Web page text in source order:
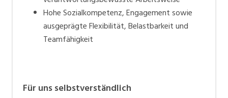
Hohe Sozialkompetenz, Engagement sowie
ausgeprägte Flexibilität, Belastbarkeit und
Teamfähigkeit
Für uns selbstverständlich